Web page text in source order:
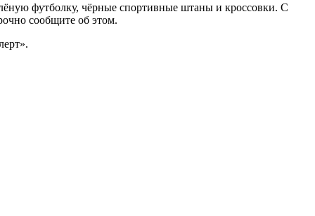
футболку, чёрные спортивные штаны и кроссовки. С
сообщите об этом.